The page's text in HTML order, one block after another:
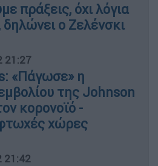
πράξεις, όχι λόγια
δηλώνει ο Ζελένσκι
21:27
«Πάγωσε» η
της Johnson
κορονοϊό -
χώρες
21:42